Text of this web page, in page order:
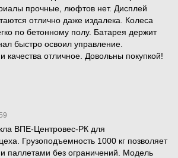
прочные, люфтов нет. Дисплей
отлично даже издалека. Колеса
по бетонному полу. Батарея держит
быстро освоил управление.
отличное. Довольны покупкой!
ВПЕ-Центровес-РК для
Грузоподъемность 1000 кг позволяет
паллетами без ограничений. Модель